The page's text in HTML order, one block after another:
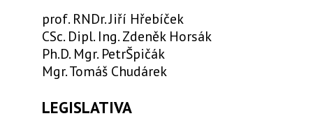
prof. RNDr. Jiří Hřebíček
CSc. Dipl. Ing. Zdeněk Horsák
Ph.D. Mgr. PetrŠpičák
Mgr. Tomáš Chudárek
LEGISLATIVA